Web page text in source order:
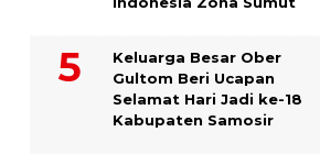
Keluarga Besar Ober
Gultom Beri Ucapan
Selamat Hari Jadi ke-18
Kabupaten Samosir